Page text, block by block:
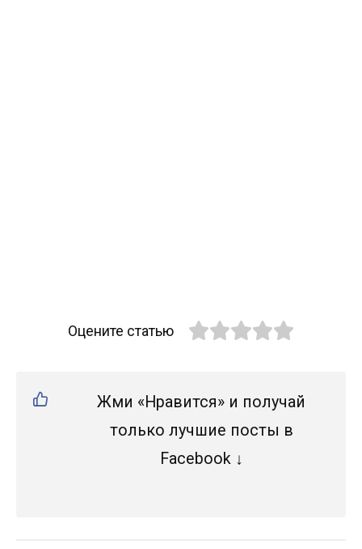
Оцените статью
Жми «Нравится» и получай
только лучшие посты в
Facebook ↓